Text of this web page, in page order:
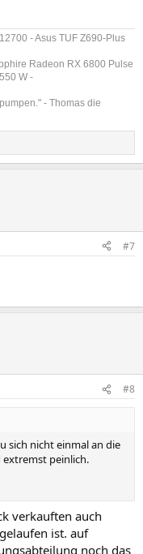
- Asus TUF Z690-Plus
Radeon RX 6800 Pulse
W -
- Thomas die
#7
#8
sich nicht einmal an die
peinlich.
verkauften auch
ist. auf
noch das